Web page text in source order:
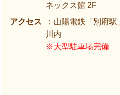
ネックス館 2F
アクセス
：山陽電鉄「別府
川内
※大型駐車場完備